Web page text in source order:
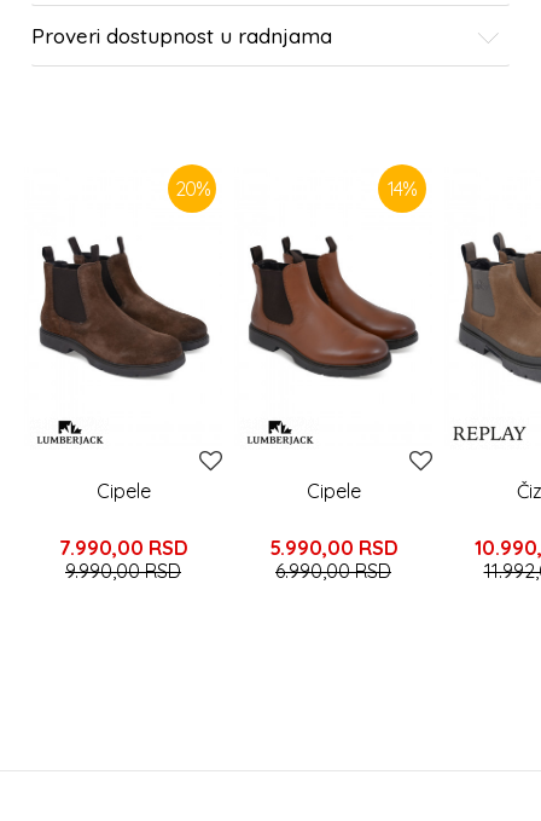
Proveri dostupnost u radnjama
20%
Cipele
7.990,00 RSD
9.990,00RSD
14%
Cipele
5.990,00 RSD
6.990,00RSD